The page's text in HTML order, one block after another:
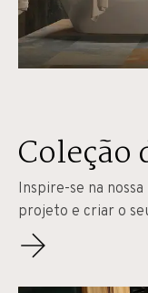
Coleção
Inspire-se na
projeto e criar o